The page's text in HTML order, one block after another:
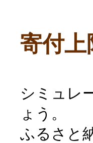
寄付
シミュレ
ょう。
ふるさと